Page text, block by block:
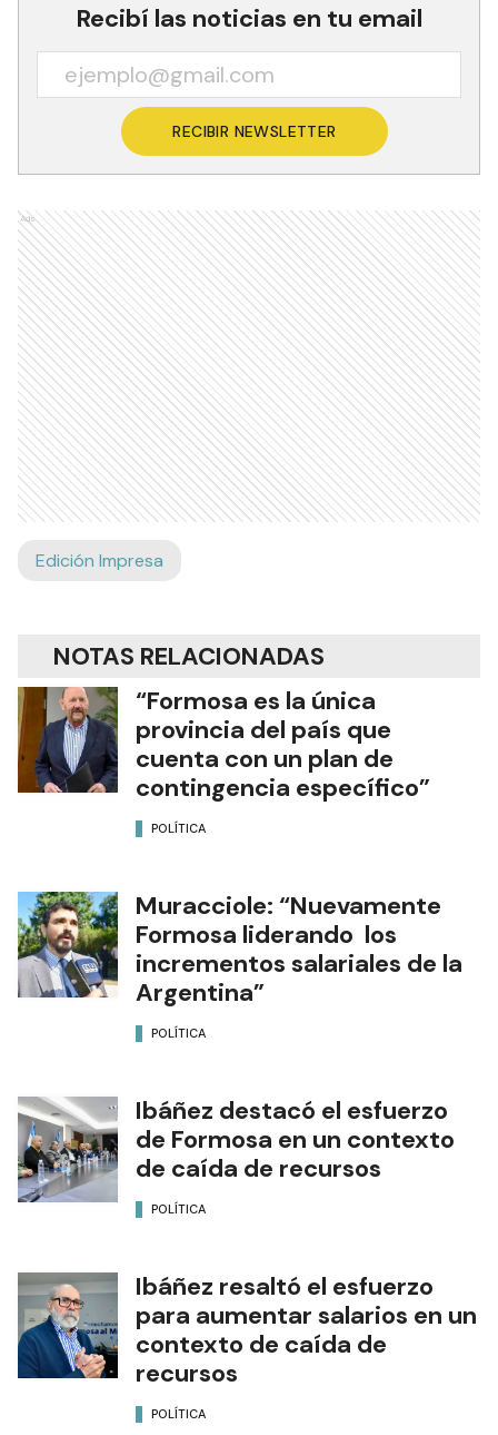
Recibí las noticias en tu email
RECIBIR NEWSLETTER
Ads
Edición Impresa
NOTAS RELACIONADAS
“Formosa es la única
provincia del país que
cuenta con un plan de
contingencia específico”
POLÍTICA
Muracciole: “Nuevamente
Formosa liderando los
incrementos salariales de la
Argentina”
POLÍTICA
Ibáñez destacó el esfuerzo
de Formosa en un contexto
de caída de recursos
POLÍTICA
Ibáñez resaltó el esfuerzo
para aumentar salarios en un
contexto de caída de
recursos
POLÍTICA